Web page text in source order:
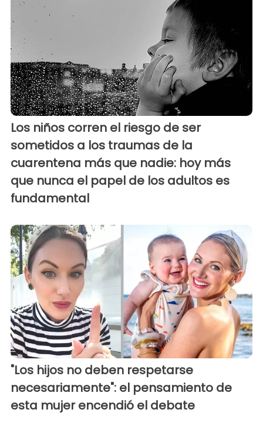
Los niños corren el riesgo de ser
sometidos a los traumas de la
cuarentena más que nadie: hoy más
que nunca el papel de los adultos es
fundamental
"Los hijos no deben respetarse
necesariamente": el pensamiento de
esta mujer encendió el debate